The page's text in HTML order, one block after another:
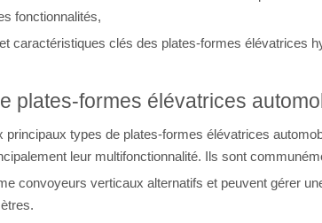
fonctionnalités,
caractéristiques clés des plates-formes élévatrices
plates-formes élévatrices
principaux types de plates-formes élévatrices
leur multifonctionnalité. Ils sont
convoyeurs verticaux alternatifs et peuvent gérer